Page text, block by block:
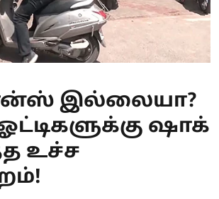
இல்லையா?
ஷாக்
உச்ச